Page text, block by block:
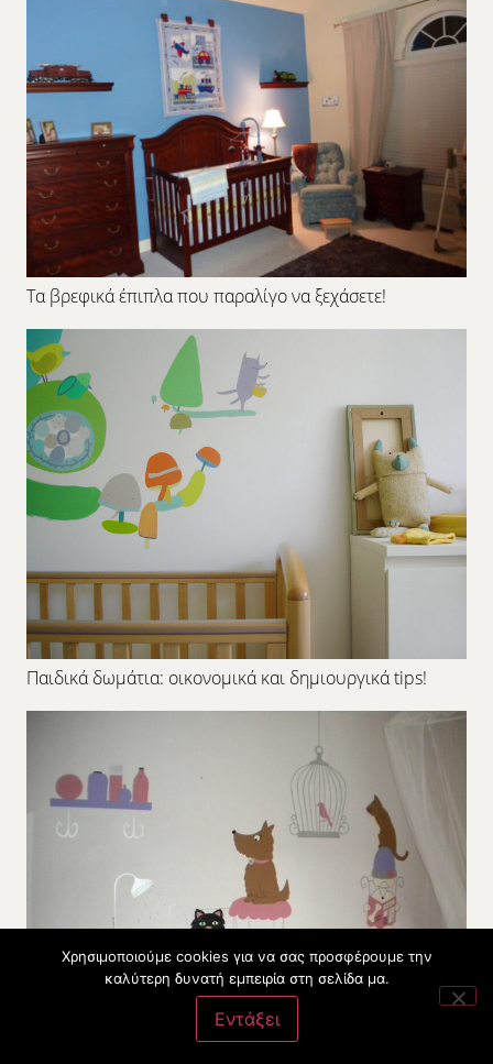
Τα βρεφικά έπιπλα που παραλίγο να ξεχάσετε!
Παιδικά δωμάτια: οικονομικά και δημιουργικά tips!
Χρησιμοποιούμε cookies για να σας προσφέρουμε την
καλύτερη δυνατή εμπειρία στη σελίδα μα.
Εντάξει